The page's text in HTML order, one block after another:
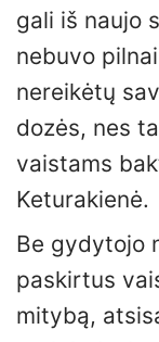
gali iš naujo
nebuvo
nereikėtų
dozės, nes
vaistams
Keturakienė.
Be gydytojo
paskirtus
mitybą,